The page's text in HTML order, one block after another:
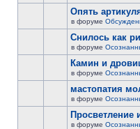
Опять
в форуме
Снилось как
в форуме
Камин и
в форуме
мастопатия
в форуме
Просветление
в форуме